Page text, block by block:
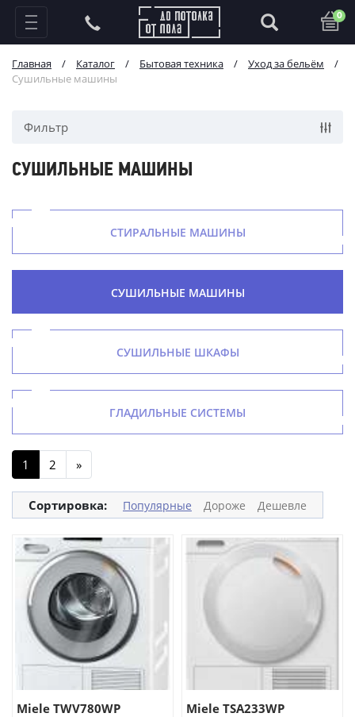
0
Главная / Каталог / Бытовая техника / Уход за бельём
/
Сушильные машины
Фильтр
СУШИЛЬНЫЕ МАШИНЫ
СТИРАЛЬНЫЕ МАШИНЫ
СУШИЛЬНЫЕ МАШИНЫ
СУШИЛЬНЫЕ ШКАФЫ
ГЛАДИЛЬНЫЕ СИСТЕМЫ
1 2 »
Сортировка: Популярные Дороже Дешевле
Miele TWV780WP Miele TSA233WP